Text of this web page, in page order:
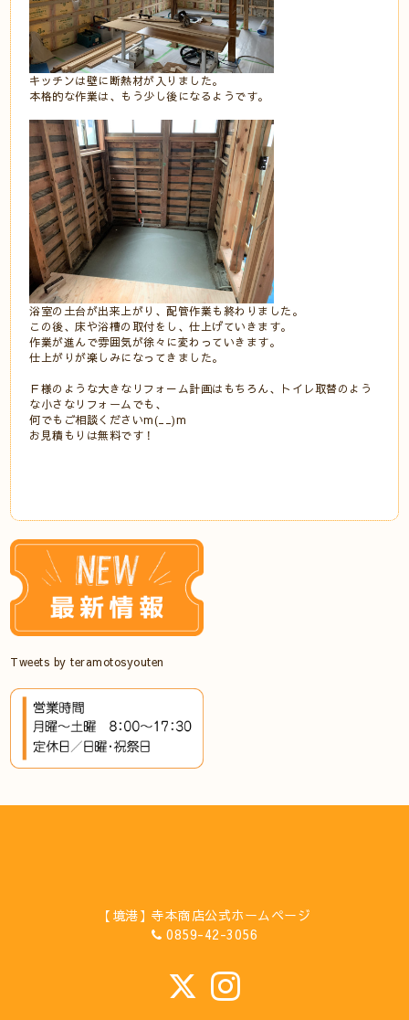
キッチンは壁に断熱材が入りました。
本格的な作業は、もう少し後になるようです。
浴室の土台が出来上がり、配管作業も終わりました。
この後、床や浴槽の取付をし、仕上げていきます。
作業が進んで雰囲気が徐々に変わっていきます。
仕上がりが楽しみになってきました。
Ｆ様のような大きなリフォ－ム計画はもちろん、トイレ取替のよう
な小さなリフォームでも、
何でもご相談くださいm(__)m
お見積もりは無料です！
Tweets by teramotosyouten
【境港】寺本商店公式ホームページ
0859-42-3056